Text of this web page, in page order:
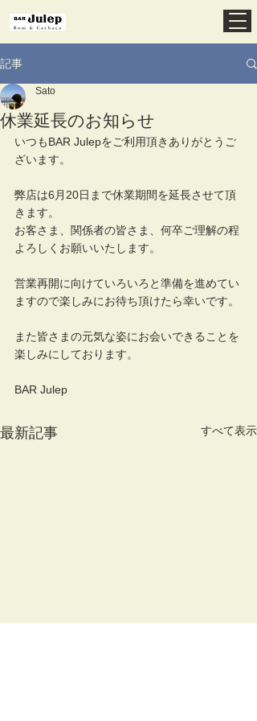
記事
休業延長のお知らせ
Sato
いつもBAR Julepをご利用頂きありがとうご
ざいます。
弊店は6月20日まで休業期間を延長させて頂
きます。
お客さま、関係者の皆さま、何卒ご理解の程
よろしくお願いいたします。
営業再開に向けていろいろと準備を進めてい
ますので楽しみにお待ち頂けたら幸いです。
また皆さまの元気な姿にお会いできることを
楽しみにしております。
BAR Julep
最新記事 すべて表示